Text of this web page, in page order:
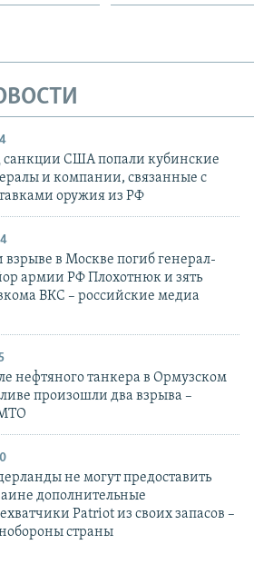
санкции США попали кубинские
и компании, связанные с
оружия из РФ
взрыве в Москве погиб генерал-
армии РФ Плохотнюк и зять
ВКС – российские медиа
нефтяного танкера в Ормузском
произошли два взрыва –
не могут предоставить
дополнительные
Patriot из своих запасов –
страны